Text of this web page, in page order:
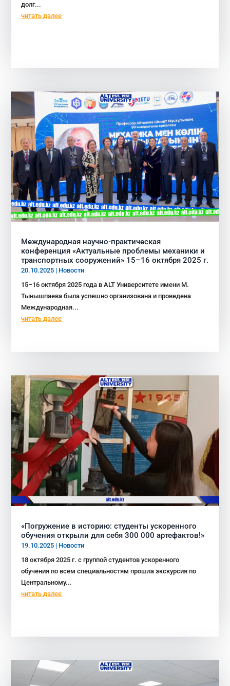
долг...
читать далее
Международная научно-практическая
конференция «Актуальные проблемы механики и
транспортных сооружений» 15–16 октября 2025 г.
20.10.2025 | Новости
15–16 октября 2025 года в ALT Университете имени М.
Тынышпаева была успешно организована и проведена
Международная...
читать далее
«Погружение в историю: студенты ускоренного
обучения открыли для себя 300 000 артефактов!»
19.10.2025 | Новости
18 октября 2025 г. с группой студентов ускоренного
обучения по всем специальностям прошла экскурсия по
Центральному...
читать далее